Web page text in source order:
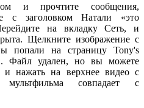
и прочтите сообщения,
с заголовком Натали «это
на вкладку Сеть, и
Щелкните изображение с
попали на страницу Tony's
Файл удален, но вы можете
нажать на верхнее видео с
мультфильма совпадает с